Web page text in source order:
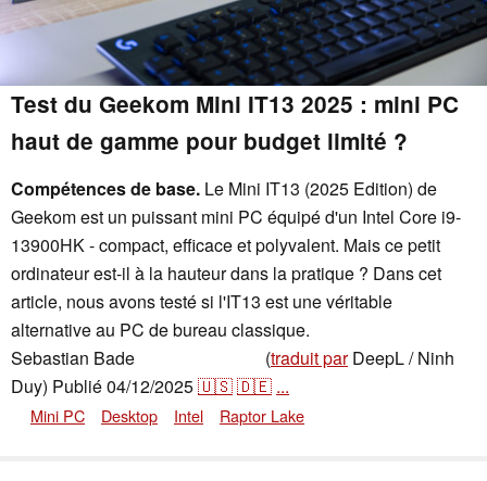
Test du Geekom Mini IT13 2025 : mini PC
haut de gamme pour budget limité ?
Compétences de base. Le Mini IT13 (2025 Edition) de
Geekom est un puissant mini PC équipé d'un Intel Core i9-
13900HK - compact, efficace et polyvalent. Mais ce petit
ordinateur est-il à la hauteur dans la pratique ? Dans cet
article, nous avons testé si l'IT13 est une véritable
alternative au PC de bureau classique.
Sebastian Bade
(traduit parDeepL / Ninh
Duy) Publié04/12/2025🇺🇸🇩🇪 ...
Mini PC Desktop Intel Raptor Lake